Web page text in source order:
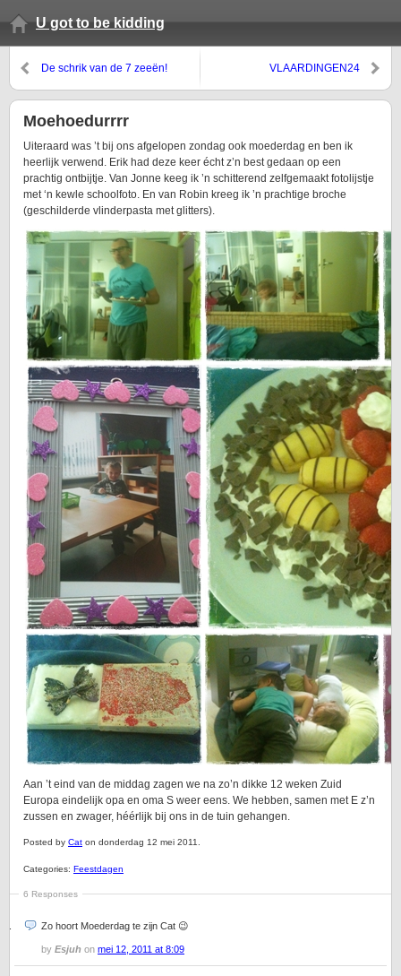
U got to be kidding
De schrik van de 7 zeeën! VLAARDINGEN24
Moehoedurrrr
Uiteraard was ’t bij ons afgelopen zondag ook moederdag en ben ik
heerlijk verwend. Erik had deze keer écht z’n best gedaan op een
prachtig ontbijtje. Van Jonne keeg ik ’n schitterend zelfgemaakt fotolijstje
met ‘n kewle schoolfoto. En van Robin kreeg ik ’n prachtige broche
(geschilderde vlinderpasta met glitters).
Aan ’t eind van de middag zagen we na zo’n dikke 12 weken Zuid
Europa eindelijk opa en oma S weer eens. We hebben, samen met E z’n
zussen en zwager, héérlijk bij ons in de tuin gehangen.
Posted by Cat on donderdag 12 mei 2011.
Categories: Feestdagen
6 Responses
Zo hoort Moederdag te zijn Cat 😉
by Esjuh on mei 12, 2011 at 8:09